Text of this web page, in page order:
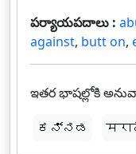
పర్యాయపదాలు :
against, butt on,
ఇతర భాషల్లోకి
ಕನ್ನಡ